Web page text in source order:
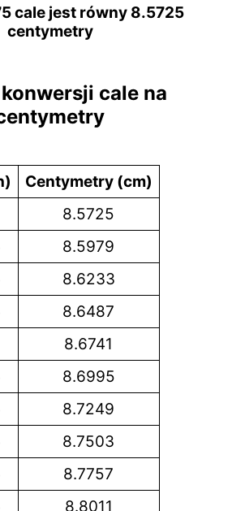
cale jest równy 8.5725
centymetry
cale na
Centymetry (cm)
8.5725
8.5979
8.6233
8.6487
8.6741
8.6995
8.7249
8.7503
8.7757
8.8011